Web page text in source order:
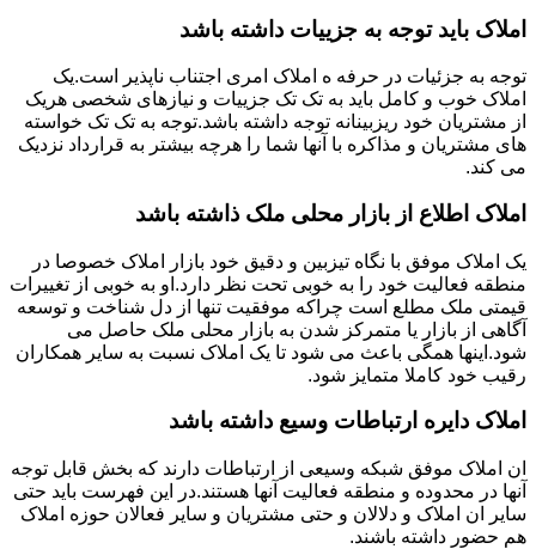
املاک باید توجه به جزییات داشته باشد
توجه به جزئیات در حرفه ه املاک امری اجتناب ناپذیر است.یک
املاک خوب و کامل باید به تک تک جزییات و نیازهای شخصی هریک
از مشتریان خود ریزبینانه توجه داشته باشد.توجه به تک تک خواسته
های مشتریان و مذاکره با آنها شما را هرچه بیشتر به قرارداد نزدیک
می کند.
املاک اطلاع از بازار محلی ملک ذاشته باشد
یک املاک موفق با نگاه تیزبین و دقیق خود بازار املاک خصوصا در
منطقه فعالیت خود را به خوبی تحت نظر دارد.او به خوبی از تغییرات
قیمتی ملک مطلع است چراکه موفقیت تنها از دل شناخت و توسعه
آگاهی از بازار یا متمرکز شدن به بازار محلی ملک حاصل می
شود.اینها همگی باعث می شود تا یک املاک نسبت به سایر همکاران
رقیب خود کاملا متمایز شود.
املاک دایره ارتباطات وسیع داشته باشد
ان املاک موفق شبکه وسیعی از ارتباطات دارند که بخش قابل توجه
آنها در محدوده و منطقه فعالیت آنها هستند.در این فهرست باید حتی
سایر ان املاک و دلالان و حتی مشتریان و سایر فعالان حوزه املاک
هم حضور داشته باشند.